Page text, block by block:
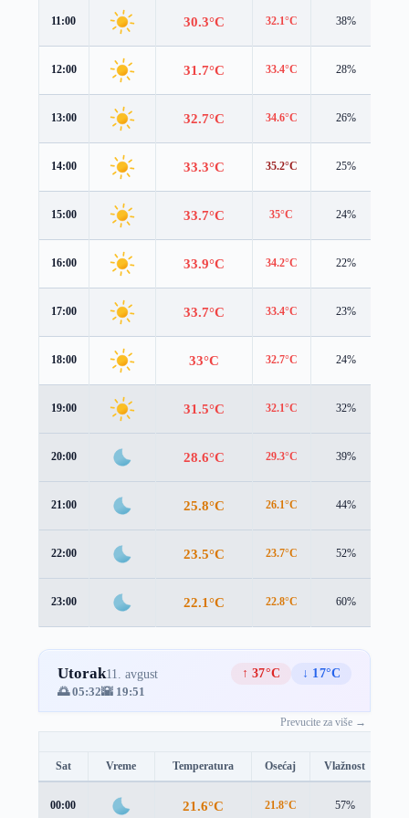
11:00 30.3°C 32.1°C 38%
12:00 31.7°C 33.4°C 28%
13:00 32.7°C 34.6°C 26%
14:00 33.3°C 35.2°C 25%
15:00 33.7°C 35°C 24%
16:00 33.9°C 34.2°C 22%
17:00 33.7°C 33.4°C 23%
18:00 33°C 32.7°C 24%
19:00 31.5°C 32.1°C 32%
20:00 28.6°C 29.3°C 39%
21:00 25.8°C 26.1°C 44%
22:00 23.5°C 23.7°C 52%
23:00 22.1°C 22.8°C 60%
Utorak11. avgust ↑ 37°C
↓ 17°C
🌅 05:32🌇 19:51
Prevucite za više →
Sat Vreme Temperatura Osećaj Vlažnost
00:00 21.6°C 21.8°C 57%